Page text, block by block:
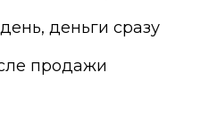
деньги сразу
продажи